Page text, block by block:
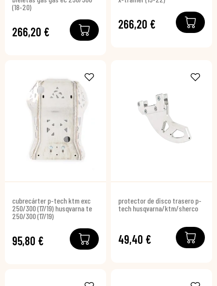
(18-20)
266,20 €
266,20 €
cubrecárter p-tech ktm exc
250/300 (17/19) husqvarna te
250/300 (17/19)
95,80 €
protector de disco trasero p-
tech husqvarna/ktm/sherco
49,40 €